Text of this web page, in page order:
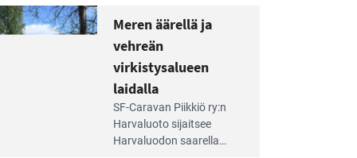
lapsiystävällinen,
rauhallinen ja
silmiinpistävän siisti.
Meren äärellä ja
vehreän
virkistysalueen
laidalla
SF-Caravan Piikkiö ry:n
Harvaluoto sijait­see
Harvaluodon saarella